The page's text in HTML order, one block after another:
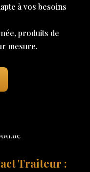
à vos besoins
produits de
mesure.
Traiteur :